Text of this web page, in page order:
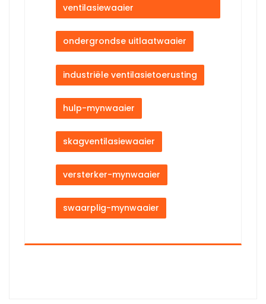
ventilasiewaaier
ondergrondse uitlaatwaaier
industriële ventilasietoerusting
hulp-mynwaaier
skagventilasiewaaier
versterker-mynwaaier
swaarplig-mynwaaier